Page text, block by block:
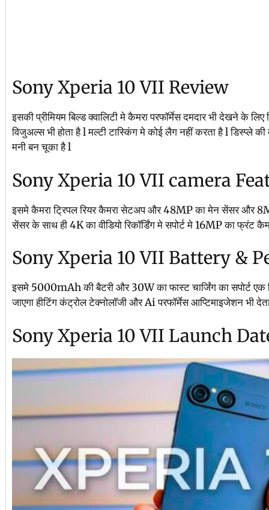
Sony Xperia 10 VII Review
इसकी प्रीमियम बिल्ड क्वालिटी मे कैमरा परफॉर्मेस दमदार भी देखने के लिए
विजुअल्स भी होता है l मल्टी टास्किंग मे कोई लैग नहीं करता है l डिस्प्ले
मनी बन चूका है l
Sony Xperia 10 VII camera
इसमे कैमरा ट्रिपल रियर कैमरा सेटअप और 48MP का मेन सेंसर और
सेंसर के साथ ही 4K का वीडियो रिकॉर्डिंग मे सपोर्ट मे 16MP का फ्रंट
Sony Xperia 10 VII Battery &
इसमे 5000mAh की बैटरी और 30W का फास्ट चार्जिंग का सपोर्ट
जाएगा हीटिंग कंट्रोल टेक्नोलॉजी और Ai परफॉर्मेस आप्टिमाइजेशन भी
Sony Xperia 10 VII Launch